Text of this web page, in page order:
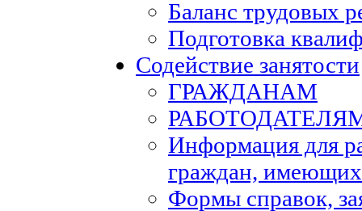
Баланс трудовых
Подготовка
Содействие занятости
ГРАЖДАНАМ
Информация для
граждан,
Формы справок,